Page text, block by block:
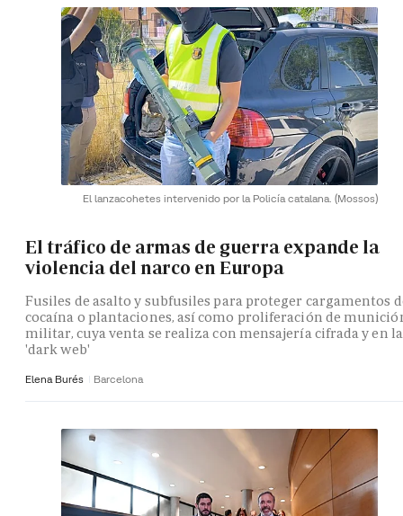
El lanzacohetes intervenido por la Policía catalana. (Mossos)
El tráfico de armas de guerra expande la
violencia del narco en Europa
Fusiles de asalto y subfusiles para proteger cargamentos
cocaína o plantaciones, así como proliferación de
militar, cuya venta se realiza con mensajería cifrada y en la
'dark web'
Elena Burés Barcelona